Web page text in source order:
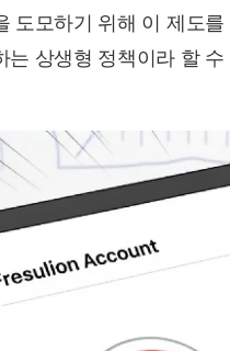
도모하기 위해 이 제도
는 상생형 정책이라 할 수